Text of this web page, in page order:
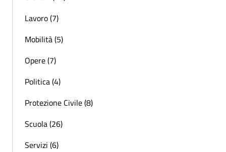
Lavoro (7)
Mobilità (5)
Opere (7)
Politica (4)
Protezione Civile (8)
Scuola (26)
Servizi (6)